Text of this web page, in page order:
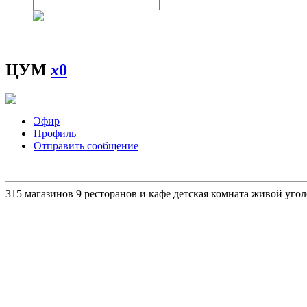
ЦУМx0
Эфир
Профиль
Отправить сообщение
315 магазинов 9 ресторанов и кафе детская комната живой